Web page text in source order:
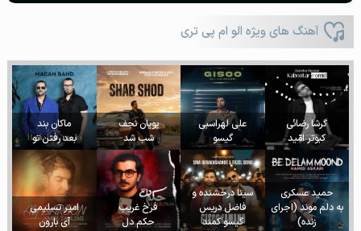
آهنگ های ویژه الو ام پی تری
گرشا رضائی
کبوتر امّید
علی لهراسبی
گیسو
پویان نجف
شب شد
ماکان بند
بعد رفتن تو
حمید عسکری
به دلم موند (اجرای
زنده)
سینا درخشنده و
فاضل دریس
گیسو کمند
فرخ غریب
حکم دل
امیر تسلیمی
آی بارون